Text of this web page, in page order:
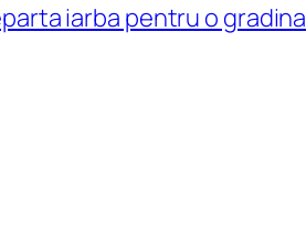
iarba pentru o gradina